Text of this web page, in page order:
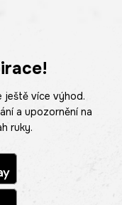
ještě více výhod.
a upozornění na
ruky.